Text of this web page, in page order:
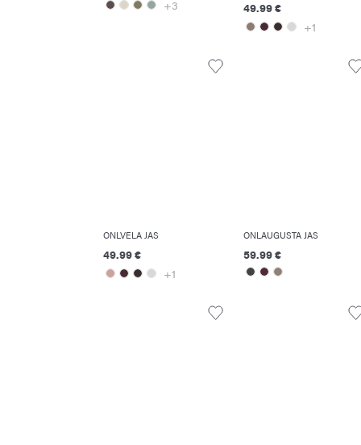
+3
49.99 €
+1
ONLVELA JAS
49.99 €
+1
ONLAUGUSTA JAS
59.99 €